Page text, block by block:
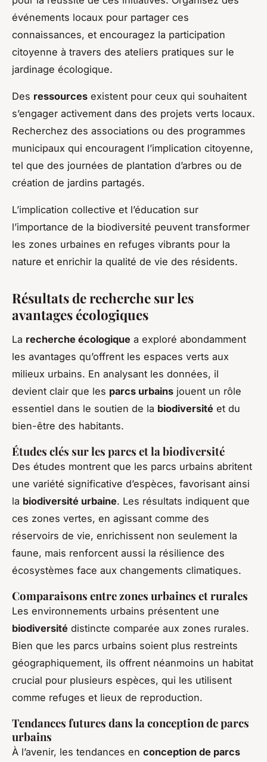
événements locaux pour partager ces
connaissances, et encouragez la participation
citoyenne à travers des ateliers pratiques sur le
jardinage écologique.
Des ressources existent pour ceux qui souhaitent
s’engager activement dans des projets verts locaux.
Recherchez des associations ou des programmes
municipaux qui encouragent l’implication citoyenne,
tel que des journées de plantation d’arbres ou de
création de jardins partagés.
L’implication collective et l’éducation sur
l’importance de la biodiversité peuvent transformer
les zones urbaines en refuges vibrants pour la
nature et enrichir la qualité de vie des résidents.
Résultats de recherche sur les
avantages écologiques
La recherche écologique a exploré abondamment
les avantages qu’offrent les espaces verts aux
milieux urbains. En analysant les données, il
devient clair que les parcs urbains jouent un rôle
essentiel dans le soutien de la biodiversité et du
bien-être des habitants.
Études clés sur les parcs et la biodiversité
Des études montrent que les parcs urbains abritent
une variété significative d’espèces, favorisant ainsi
la biodiversité urbaine. Les résultats indiquent que
ces zones vertes, en agissant comme des
réservoirs de vie, enrichissent non seulement la
faune, mais renforcent aussi la résilience des
écosystèmes face aux changements climatiques.
Comparaisons entre zones urbaines et rurales
Les environnements urbains présentent une
biodiversité distincte comparée aux zones rurales.
Bien que les parcs urbains soient plus restreints
géographiquement, ils offrent néanmoins un habitat
crucial pour plusieurs espèces, qui les utilisent
comme refuges et lieux de reproduction.
Tendances futures dans la conception de parcs
urbains
À l’avenir, les tendances en conception de parcs